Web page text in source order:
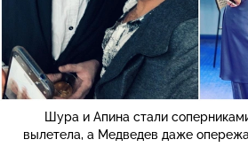
Шура и Апина стали
вылетела, а Медведев даже